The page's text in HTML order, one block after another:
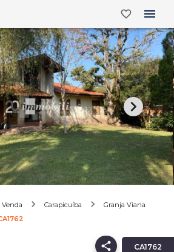
Venda Carapicuíba
Granja Viana
CA1762